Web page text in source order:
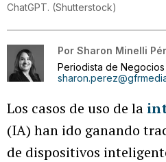
ChatGPT. (Shutterstock)
Por Sharon Minelli
Periodista de Negocios
Los casos de uso de la
(IA) han ido ganando
de dispositivos